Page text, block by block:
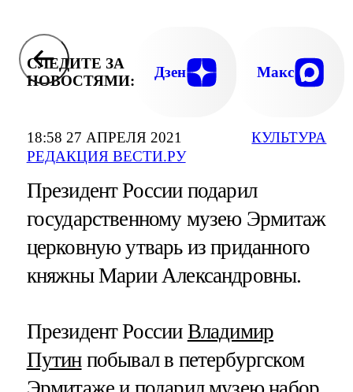
18:58 27 АПРЕЛЯ 2021
РЕДАКЦИЯ ВЕСТИ.РУ
КУЛЬТУРА
СЛЕДИТЕ ЗА
НОВОСТЯМИ:
Дзен Макс
Президент России подарил
государственному музею Эрмитаж
церковную утварь из приданного
княжны Марии Александровны.
Президент России Владимир
Путинпобывал в петербургском